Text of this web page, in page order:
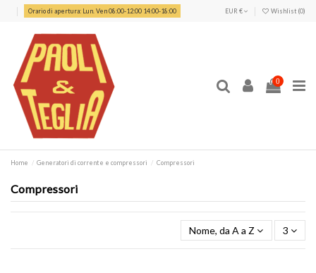
Orario di apertura: Lun. Ven 08:00-12:00 14:00-18:00 EUR € Wishlist (0)
0
Home Generatori di corrente e compressori Compressori
Compressori
Nome, da A a Z 3